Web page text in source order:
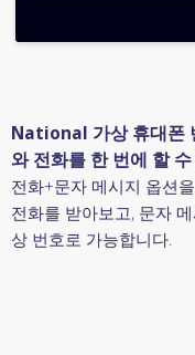
National 가상 휴대폰
와 전화를 한 번에 할
전화+문자 메시지 옵션
전화를 받아보고, 문자
상 번호로 가능합니다.